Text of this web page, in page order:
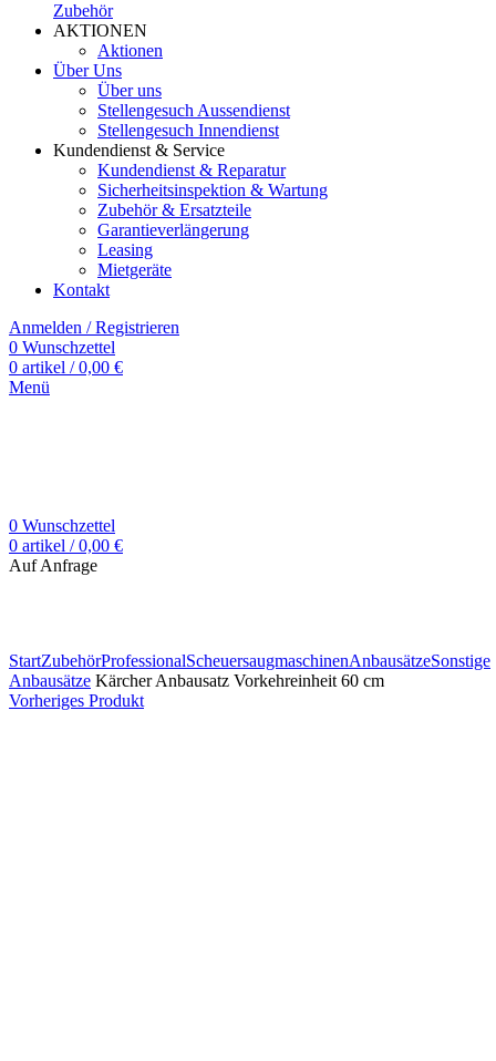
Zubehör
AKTIONEN
Aktionen
Über Uns
Über uns
Stellengesuch Aussendienst
Stellengesuch Innendienst
Kundendienst & Service
Kundendienst & Reparatur
Sicherheitsinspektion & Wartung
Zubehör & Ersatzteile
Garantieverlängerung
Leasing
Mietgeräte
Kontakt
Anmelden / Registrieren
0 Wunschzettel
0 artikel / 0,00 €
Menü
0 Wunschzettel
0 artikel / 0,00 €
Auf Anfrage
StartZubehörProfessionalScheuersaugmaschinenAnbausätzeSonstige
Anbausätze Kärcher Anbausatz Vorkehreinheit 60 cm
Vorheriges Produkt